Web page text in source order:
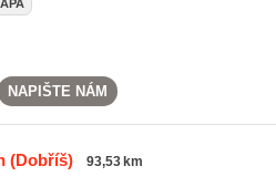
NAPIŠTE NÁM
(Dobříš) 93,53 km